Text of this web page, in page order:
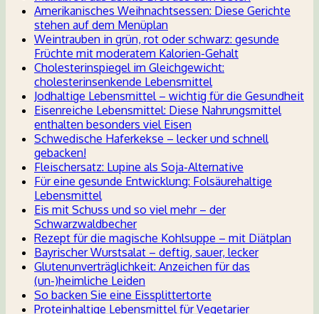
Amerikanisches Weihnachtsessen: Diese Gerichte
stehen auf dem Menüplan
Weintrauben in grün, rot oder schwarz: gesunde
Früchte mit moderatem Kalorien-Gehalt
Cholesterinspiegel im Gleichgewicht:
cholesterinsenkende Lebensmittel
Jodhaltige Lebensmittel – wichtig für die Gesundheit
Eisenreiche Lebensmittel: Diese Nahrungsmittel
enthalten besonders viel Eisen
Schwedische Haferkekse – lecker und schnell
gebacken!
Fleischersatz: Lupine als Soja-Alternative
Für eine gesunde Entwicklung: Folsäurehaltige
Lebensmittel
Eis mit Schuss und so viel mehr – der
Schwarzwaldbecher
Rezept für die magische Kohlsuppe – mit Diätplan
Bayrischer Wurstsalat – deftig, sauer, lecker
Glutenunverträglichkeit: Anzeichen für das
(un-)heimliche Leiden
So backen Sie eine Eissplittertorte
Proteinhaltige Lebensmittel für Vegetarier